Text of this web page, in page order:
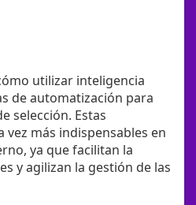
utilizar inteligencia
de automatización para
selección. Estas
vez más indispensables en
ya que facilitan la
y agilizan la gestión de las